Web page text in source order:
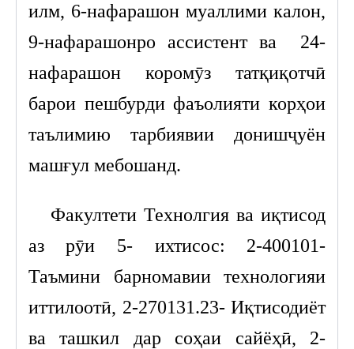
илм, 6-нафарашон муаллими калон,
9-нафарашонро ассистент ва 24-
нафарашон коромӯз татқиқотчӣ
барои пешбурди фаъолияти корҳои
таълимию тарбиявии донишҷуён
машғул мебошанд.
Факултети Технолгия ва иқтисод
аз рӯи 5- ихтисос: 2-400101-
Таъмини барномавии технологияи
иттилоотӣ, 2-270131.23- Иқтисодиёт
ва ташкил дар соҳаи сайёҳӣ, 2-